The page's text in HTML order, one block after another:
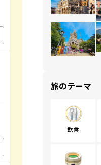
旅のテーマ
飲食